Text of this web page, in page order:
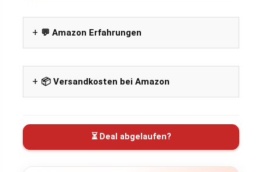
💬 Amazon Erfahrungen
📦 Versandkosten bei Amazon
⏳ Deal abgelaufen?